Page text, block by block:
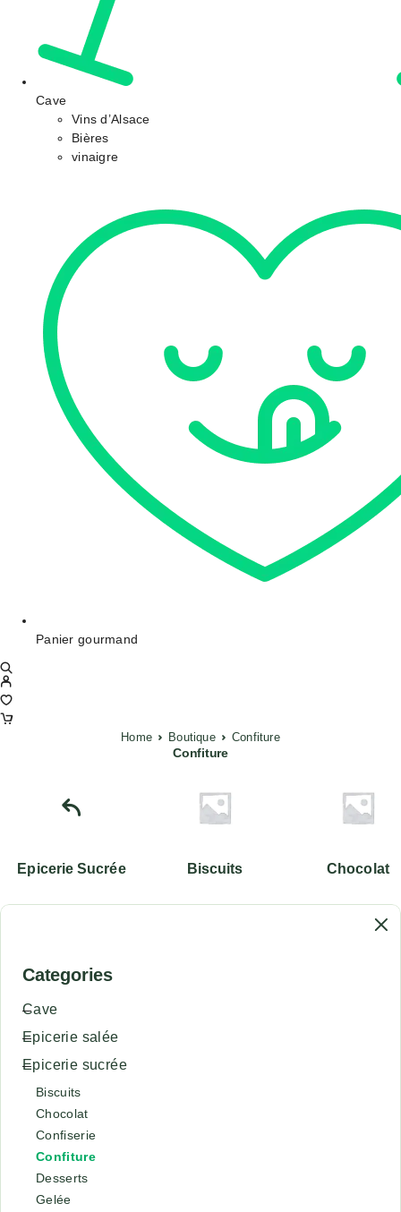
Cave
Vins d’Alsace
Bières
vinaigre
Panier gourmand
Home Boutique Confiture
Confiture
Epicerie Sucrée Biscuits Chocolat
Categories
Cave
Epicerie salée
Epicerie sucrée
Biscuits
Chocolat
Confiserie
Confiture
Desserts
Gelée